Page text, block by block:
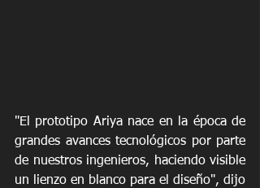
"El prototipo Ariya nace en la época de
grandes avances tecnológicos por parte
de nuestros ingenieros, haciendo visible
un lienzo en blanco para el diseño", dijo